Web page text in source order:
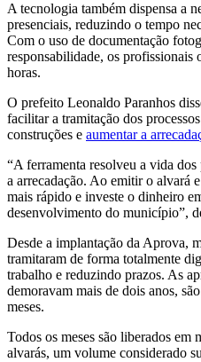
A tecnologia também dispensa a
presenciais, reduzindo o tempo
Com o uso de documentação
responsabilidade, os profissionais
horas.
O prefeito Leonaldo Paranhos
facilitar a tramitação dos
construções e aumentar a
“A ferramenta resolveu a vida
a arrecadação. Ao emitir o alvará
mais rápido e investe o dinheiro
desenvolvimento do município”,
Desde a implantação da Aprova,
tramitaram de forma totalmente
trabalho e reduzindo prazos. As
demoravam mais de dois anos,
meses.
Todos os meses são liberados em
alvarás, um volume considerado